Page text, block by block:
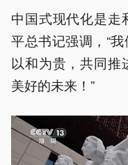
中国式现代化是走
平总书记强调，“
以和为贵，共同推
美好的未来！”